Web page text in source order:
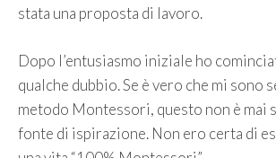
stata una proposta di lavoro.
Dopo l’entusiasmo iniziale ho
qualche dubbio. Se è vero che mi sono
metodo Montessori, questo non è mai
fonte di ispirazione. Non ero certa di